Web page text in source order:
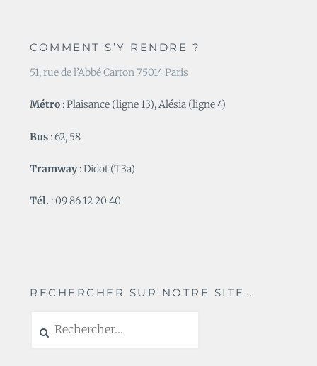
COMMENT S’Y RENDRE ?
51, rue de l’Abbé Carton 75014 Paris
Métro : Plaisance (ligne 13), Alésia (ligne 4)
Bus : 62, 58
Tramway: Didot (T3a)
Tél. : 09 86 12 20 40
RECHERCHER SUR NOTRE SITE…